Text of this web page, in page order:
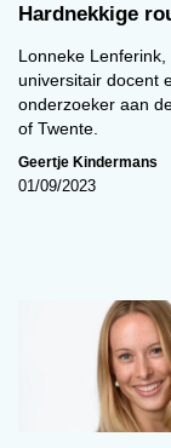
Hardnekkige
Lonneke Lenferink,
universitair docent
onderzoeker aan
of Twente.
Geertje Kindermans
01/09/2023